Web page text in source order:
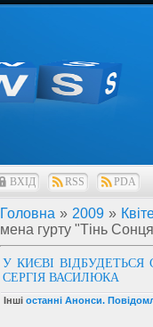
ВХІД RSS PDA
Головна » 2009 »
мена гурту "Тінь
У КИЄВІ
СЕРГІЯ ВАСИЛЮКА
Інші останні Анонси.